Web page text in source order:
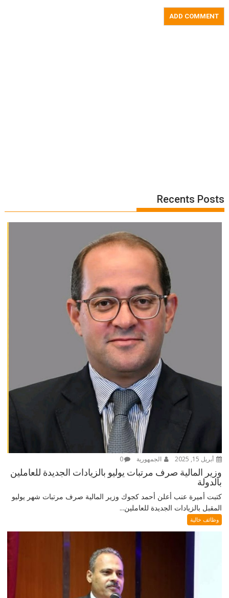
Recents Posts
أبريل 15, 2025 الجمهورية 0
وزير المالية صرف مرتبات يوليو بالزيادات الجديدة للعاملين
بالدولة
كتبت أميرة عنب أعلن أحمد كجوك وزير المالية صرف مرتبات شهر يوليو
المقبل بالزيادات الجديدة للعاملين...
وظائف خالية